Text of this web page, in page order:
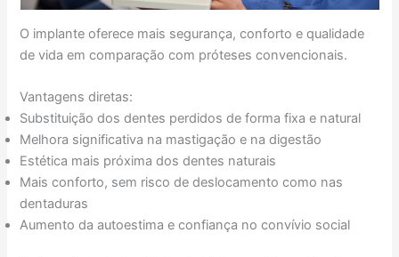
O implante oferece mais segurança, conforto e qualidade
de vida em comparação com próteses convencionais.
Vantagens diretas:
Substituição dos dentes perdidos de forma fixa e natural
Melhora significativa na mastigação e na digestão
Estética mais próxima dos dentes naturais
Mais conforto, sem risco de deslocamento como nas
dentaduras
Aumento da autoestima e confiança no convívio social